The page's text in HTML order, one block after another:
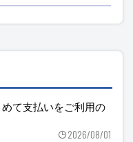
めて支払いをご利用の
2026/08/01